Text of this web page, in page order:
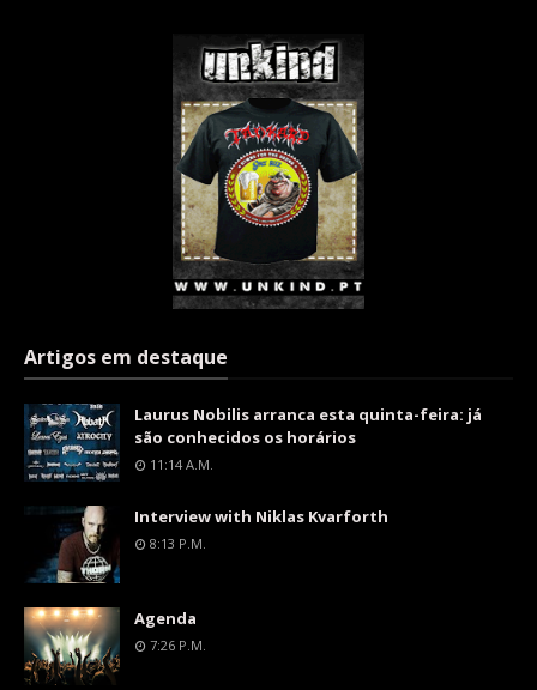
Artigos em destaque
Laurus Nobilis arranca esta quinta-feira: já
são conhecidos os horários
11:14 A.m.
Interview with Niklas Kvarforth
8:13 P.m.
Agenda
7:26 P.m.